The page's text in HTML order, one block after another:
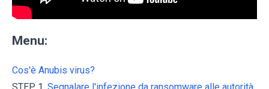
Menu:
Cos'è Anubis virus?